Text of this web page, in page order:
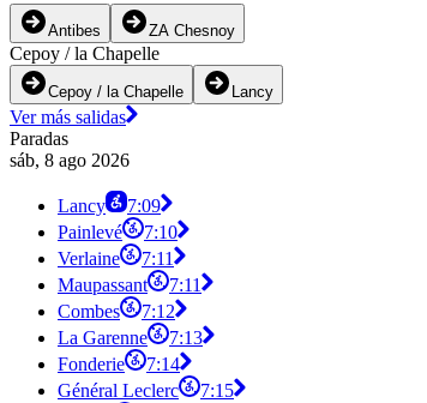
Antibes ZA Chesnoy
Cepoy / la Chapelle
Cepoy / la Chapelle Lancy
Ver más salidas
Paradas
sáb, 8 ago 2026
Lancy
7:09
Painlevé
7:10
Verlaine
7:11
Maupassant
7:11
Combes
7:12
La Garenne
7:13
Fonderie
7:14
Général Leclerc
7:15